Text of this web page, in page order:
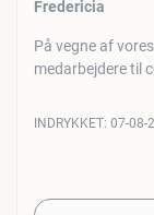
Fredericia
På vegne af
medarbejdere til
INDRYKKET: 07-08-